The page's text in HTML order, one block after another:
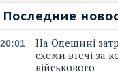
Последние
20:01
На Одещині
схеми втечі за
військового